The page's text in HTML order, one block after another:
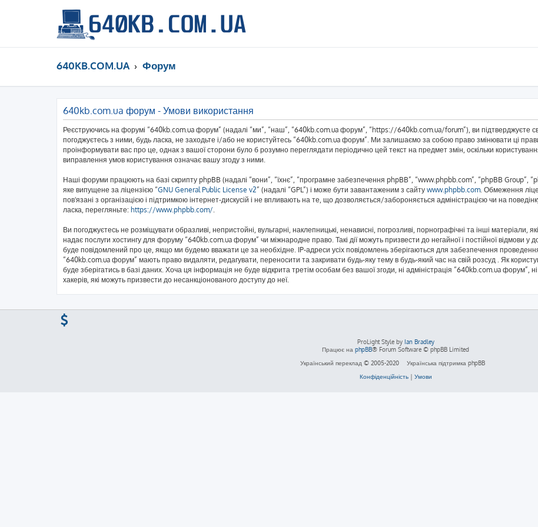
640KB.COM.UA Форум
640kb.com.ua форум - Умови використання
Реєструючись на форумі “640kb.com.ua форум” (надалі “ми”, “наш”, “640kb.com.ua форум”, “https://640kb.com.ua/forum”), ви підтверджуєте
погоджуєтесь з ними, будь ласка, не заходьте і/або не користуйтесь “640kb.com.ua форум”. Ми залишаємо за собою право змінювати ці
проінформувати вас про це, однак з вашої сторони було б розумно переглядати періодично цей текст на предмет змін, оскільки
виправлення умов користування означає вашу згоду з ними.
Наші форуми працюють на базі скрипту phpBB (надалі “вони”, “їхнє”, “програмне забезпечення phpBB”, “www.phpbb.com”, “phpBB Group”,
яке випущене за ліцензією “GNU General Public License v2” (надалі “GPL”) і може бути завантаженим з сайту www.phpbb.com. Обмеження
пов'язані з організацією і підтримкою інтернет-дискусій і не впливають на те, що дозволяється/забороняється адміністрацією чи на
ласка, перегляньте: https://www.phpbb.com/.
Ви погоджуєтесь не розміщувати образливі, непристойні, вульгарні, наклепницькі, ненависні, погрозливі, порнографічні та інші матеріали,
надає послуги хостингу для форуму “640kb.com.ua форум” чи міжнародне право. Такі дії можуть призвести до негайної і постійної відмови
буде повідомлений про це, якщо ми будемо вважати це за необхідне. IP-адреси усіх повідомлень зберігаються для забезпечення
“640kb.com.ua форум” мають право видаляти, редагувати, переносити та закривати будь-яку тему в будь-який час на свій розсуд . Як
буде зберігатись в базі даних. Хоча ця інформація не буде відкрита третім особам без вашої згоди, ні адміністрація “640kb.com.ua форум”,
хакерів, які можуть призвести до несанкціонованого доступу до неї.
ProLight Style by Ian Bradley
Працює на phpBB® Forum Software © phpBB Limited
Український переклад © 2005-2020
Українська підтримка phpBB
Конфіденційність| Умови